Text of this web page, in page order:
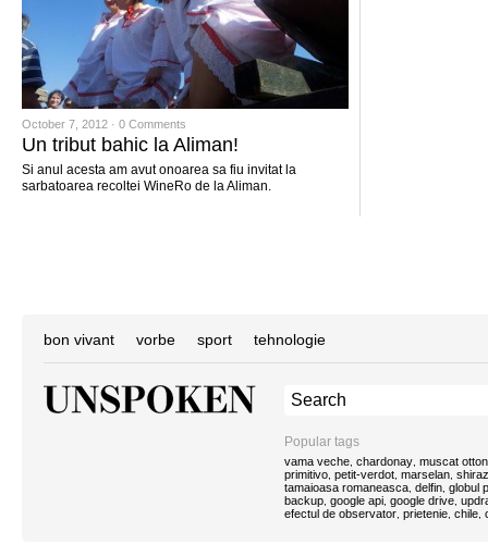
October 7, 2012 · 0 Comments
Un tribut bahic la Aliman!
Si anul acesta am avut onoarea sa fiu invitat la
sarbatoarea recoltei WineRo de la Aliman.
bon vivant vorbe sport tehnologie
Popular tags
vama veche chardonay muscat
primitivo petit-verdot marselan shiraz
tamaioasa romaneasca delfin globul
backup google api google drive
efectul de observator prietenie chile